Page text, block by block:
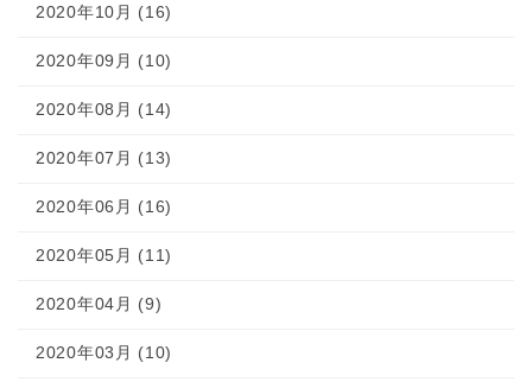
2020年10月 (16)
2020年09月 (10)
2020年08月 (14)
2020年07月 (13)
2020年06月 (16)
2020年05月 (11)
2020年04月 (9)
2020年03月 (10)